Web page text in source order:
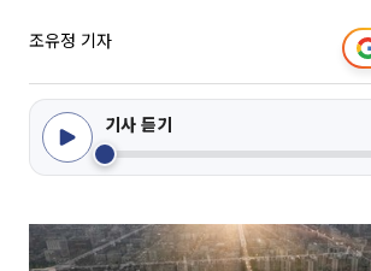
조유정 기자
기사 듣기